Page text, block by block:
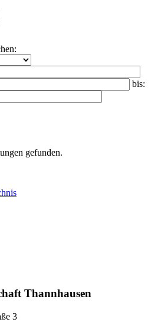
bis:
gefunden.
Thannhausen
3